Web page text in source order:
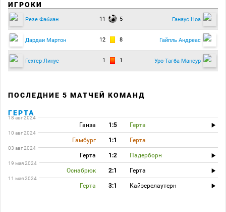
ИГРОКИ
Резе Фабиан 11 5 Ганаус Ноа
Дардаи Мартон 12 8 Гайпль Андреас
Гехтер Линус 1 1 Уро-Тагба Мансур
ПОСЛЕДНИЕ 5 МАТЧЕЙ КОМАНД
ГЕРТА
18 авг 2024
Ганза 1:5 Герта
10 авг 2024
Гамбург 1:1 Герта
03 авг 2024
Герта 1:2 Падерборн
19 мая 2024
Оснабрюк 2:1 Герта
11 мая 2024
Герта 3:1 Кайзерслаутерн